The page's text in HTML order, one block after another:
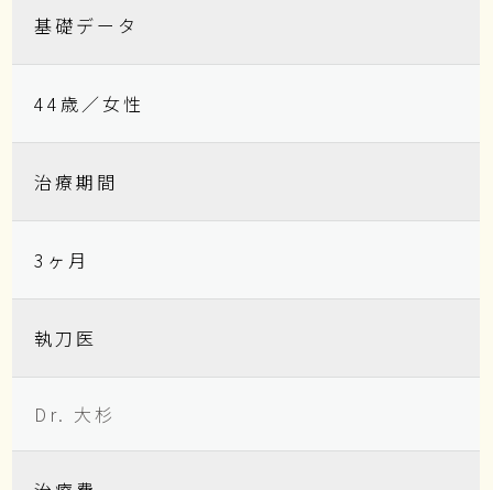
基礎データ
44歳／女性
治療期間
3ヶ月
執刀医
Dr. 大杉